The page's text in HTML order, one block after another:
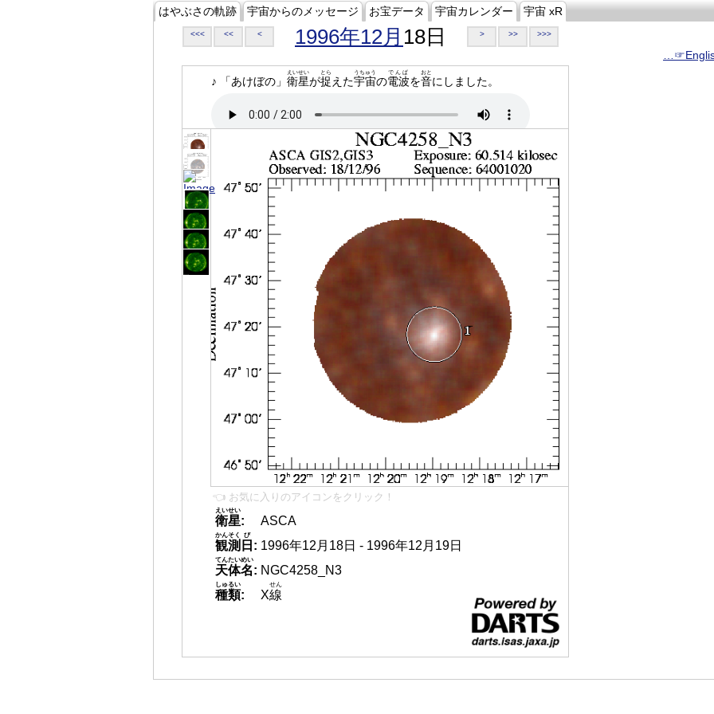
はやぶさの軌跡 宇宙からのメッセージ お宝データ 宇宙カレンダー 宇宙 xR
<<< << < 1996年12月 18日 > >> >>>
♪ 「あけぼの」 衛星
えいせい
が捉
とら
えた宇宙
うちゅう
の電波
でんぱ
を音
おと
にしました。
👈 お気に入りのアイコンをクリック！
衛星
えいせい
:
ASCA
観測
かんそく
日
び
: 1996年12月18日 - 1996年12月19日
天体名
てんたいめい
: NGC4258_N3
種類
しゅるい
: X線
せん